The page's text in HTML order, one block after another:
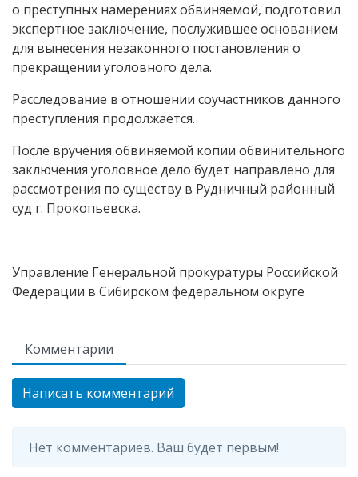
о преступных намерениях обвиняемой, подготовил
экспертное заключение, послужившее основанием
для вынесения незаконного постановления о
прекращении уголовного дела.
Расследование в отношении соучастников данного
преступления продолжается.
После вручения обвиняемой копии обвинительного
заключения уголовное дело будет направлено для
рассмотрения по существу в Рудничный районный
суд г. Прокопьевска.
Управление Генеральной прокуратуры Российской
Федерации в Сибирском федеральном округе
Комментарии
Написать комментарий
Нет комментариев. Ваш будет первым!